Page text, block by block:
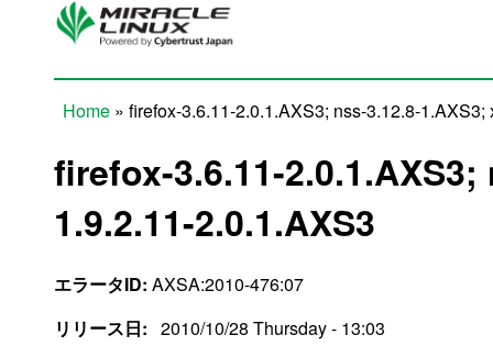
Skip to main content
Home » firefox-3.6.11-2.0.1.AXS3; nss-3.12.8-
firefox-3.6.11-
1.9.2.11-2.0.1.AXS3
エラータID: AXSA:2010-476:07
リリース日: 2010/10/28 Thursday - 13:03